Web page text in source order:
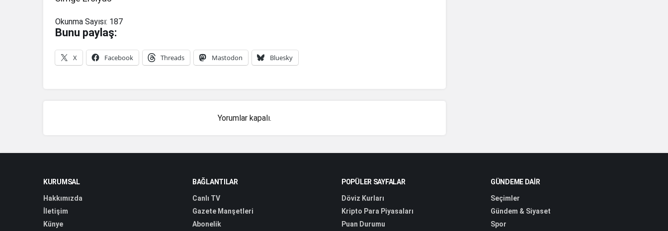
Okunma Sayısı: 187
Bunu paylaş:
X Facebook Threads Mastodon Bluesky
Yorumlar kapalı.
KURUMSAL
Hakkımızda
İletişim
Künye
BAĞLANTILAR
Canlı TV
Gazete Manşetleri
Abonelik
POPÜLER SAYFALAR
Döviz Kurları
Kripto Para Piyasaları
Puan Durumu
GÜNDEME DAIR
Seçimler
Gündem & Siyaset
Spor